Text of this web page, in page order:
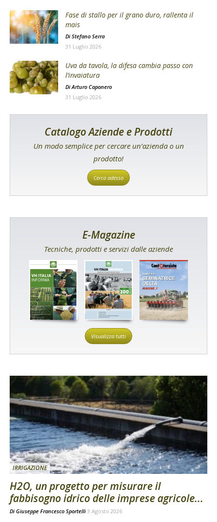
Fase di stallo per il grano duro, rallenta il
mais
Di Stefano Serra
31 Luglio 2026
Uva da tavola, la difesa cambia passo con
l’invaiatura
Di Arturo Caponero
31 Luglio 2026
Catalogo Aziende e Prodotti
Un modo semplice per cercare un’azienda o un
prodotto!
Cerca adesso
E-Magazine
Tecniche, prodotti e servizi dalle aziende
Visualizza tutti
IRRIGAZIONE
H2O, un progetto per misurare il
fabbisogno idrico delle imprese agricole...
Di Giuseppe Francesco Sportelli 3 Agosto 2026